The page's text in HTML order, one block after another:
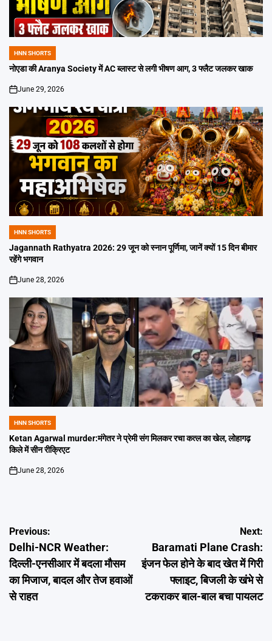
POSTED
IN
HNN SHORTS
नोएडा की Aranya Society में AC ब्लास्ट से लगी भीषण आग, 3 फ्लैट जलकर खाक
on
June 29, 2026
POSTED
IN
HNN SHORTS
Jagannath Rathyatra 2026: 29 जून को स्नान पूर्णिमा, जानें क्यों 15 दिन बीमार
रहेंगे भगवान
on
June 28, 2026
POSTED
IN
HNN SHORTS
Ketan Agarwal murder:मंगेतर ने प्रेमी संग मिलकर रचा कत्ल का खेल, लोहागढ़
किले में सीन रीक्रिएट
on
June 28, 2026
Post
navigation
Previous:
Delhi-NCR Weather:
दिल्ली-एनसीआर में बदला मौसम
का मिजाज, बादल और तेज हवाओं
से राहत
Next:
Baramati Plane Crash:
इंजन फेल होने के बाद खेत में गिरी
फ्लाइट, बिजली के खंभे से
टकराकर बाल-बाल बचा पायलट